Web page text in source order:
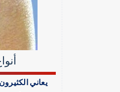
يعاني